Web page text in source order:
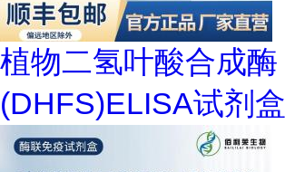
植物二氢叶酸合成酶
(DHFS)ELISA试剂盒